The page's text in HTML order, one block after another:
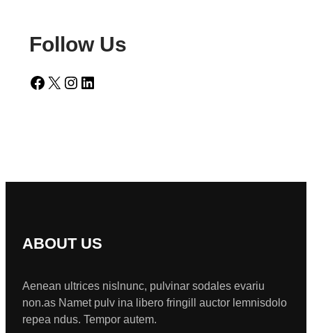
Follow Us
Facebook X Instagram LinkedIn
ABOUT US
Aenean ultrices nislnunc, pulvinar sodales evariu
non.as Namet pulv ina libero fringill auctor lemnisdolo
repea ndus. Tempor autem.